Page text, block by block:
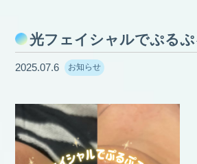
光フェイシャルでぷる
2025.07.6 お知らせ